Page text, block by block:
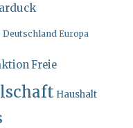
Deutschland Europa
Freie
Haushalt